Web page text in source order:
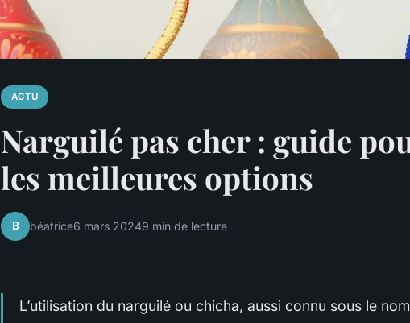
ACTU
Narguilé pas cher : guide
les meilleures options
B béatrice6 mars 20249 min de lecture
L’utilisation du narguilé ou chicha, aussi connu sous le